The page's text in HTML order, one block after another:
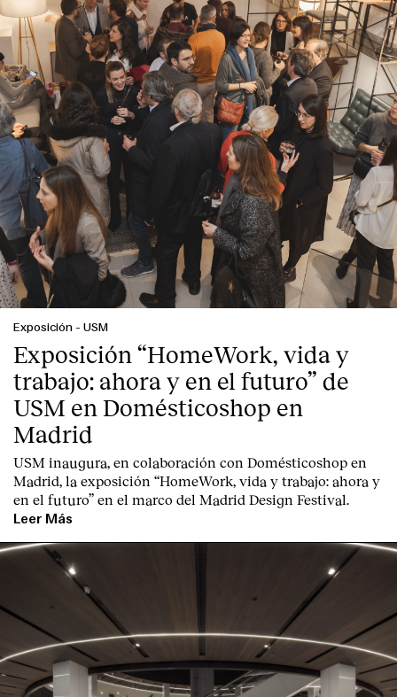
Contacto
Exposición - USM
Exposición “HomeWork, vida y
trabajo: ahora y en el futuro” de
USM en Domésticoshop en
Madrid
USM inaugura, en colaboración con Domésticoshop en
Madrid, la exposición “HomeWork, vida y trabajo: ahora y
en el futuro” en el marco del Madrid Design Festival.
Leer Más